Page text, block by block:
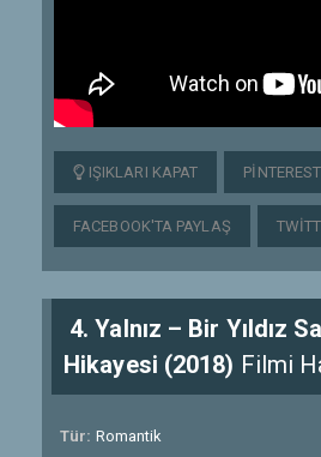
IŞIKLARI KAPAT
FACEBOOK'TA PAYLAŞ
4. Yalnız – Bir Yıldız
Hikayesi (2018) Filmi
Tür: Romantik